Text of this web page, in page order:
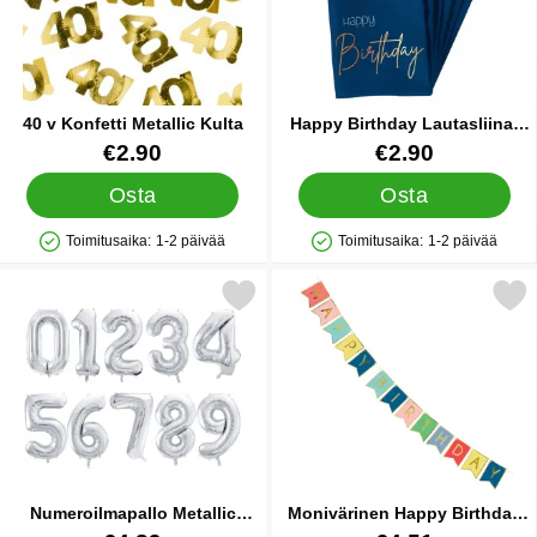
40 v Konfetti Metallic Kulta
Tuote.nro 28640
€2.90
Osta
Saatavuus: Varastossa
Toimitusaika: 1-2 päivää
Happy Birthday Lautasliinat
Tummansininen
Tuote.nro 25900
€2.90
Osta
Saatavuus: Varastossa
Toimitusaika: 1-2 päivää
Numeroilmapallo Metallic
Merkitse numeroilmapallo Metallic Hopea suosikiksi
Monivärinen Happy Birthday
Merkitse monivärinen Happy